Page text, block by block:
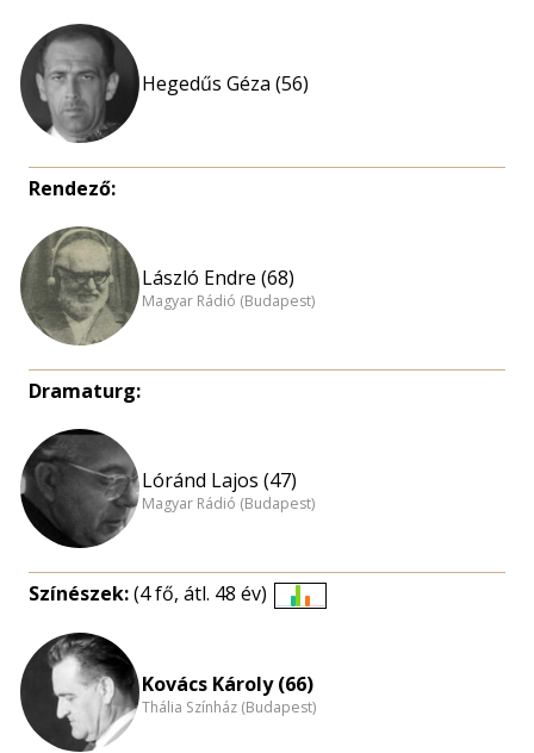
Hegedűs Géza (56)
Rendező:
László Endre (68)
Magyar Rádió (Budapest)
Dramaturg:
Lóránd Lajos (47)
Magyar Rádió (Budapest)
Színészek:(4 fő, átl. 48 év)
nagyítása
Kovács Károly (66)
Thália Színház (Budapest)